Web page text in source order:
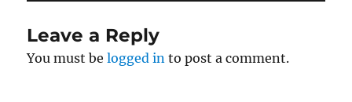
Leave a Reply
You must belogged in to post a comment.